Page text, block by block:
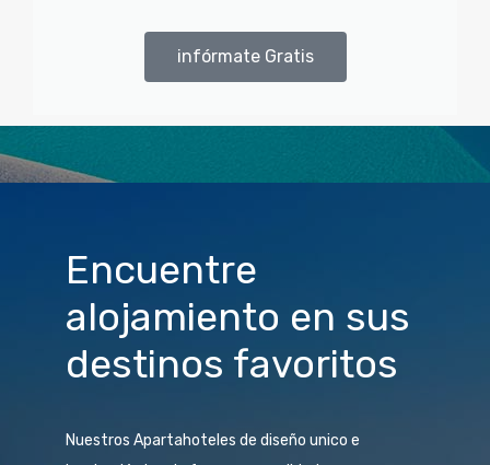
infórmate Gratis
Encuentre
alojamiento en sus
destinos favoritos
Nuestros Apartahoteles de diseño unico e